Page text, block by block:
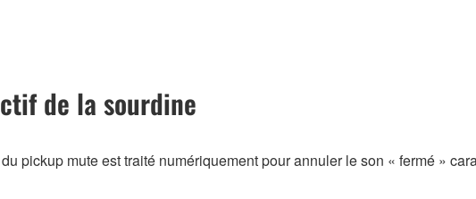
de la sourdine
pickup mute est traité numériquement pour annuler le son « fermé »